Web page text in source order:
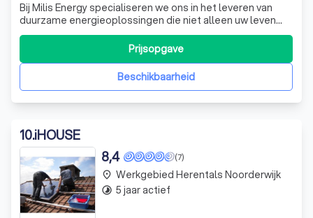
Bij Milis Energy specialiseren we ons in het leveren van
duurzame energieoplossingen die niet alleen uw leven
vergemakkelijken maar ook bijdragen aan een groenere
planeet. Onze expertise ligt in het installeren van
hoogwaardige zonnepanelen en thuisbatterijen, die
samen een onuitputtelijke bron van
Beschikbaarheid
Prijsopgave
10.iHOUSE
(7)
8,4
place Werkgebied Herentals Noorderwijk
timelapse 5 jaar actief